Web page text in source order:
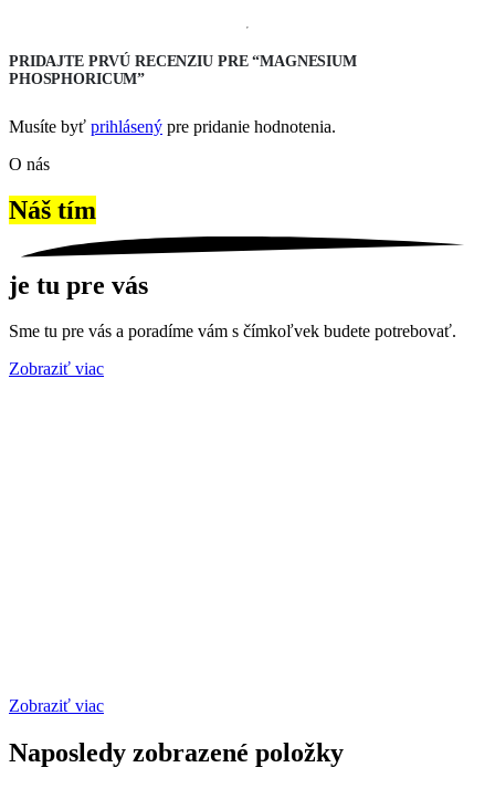
PRIDAJTE PRVÚ RECENZIU PRE “MAGNESIUM
PHOSPHORICUM”
Musíte byť prihlásený pre pridanie hodnotenia.
O nás
Náš tím
je tu pre vás
Sme tu pre vás a poradíme vám s čímkoľvek budete potrebovať.
Zobraziť viac
Zobraziť viac
Naposledy zobrazené položky